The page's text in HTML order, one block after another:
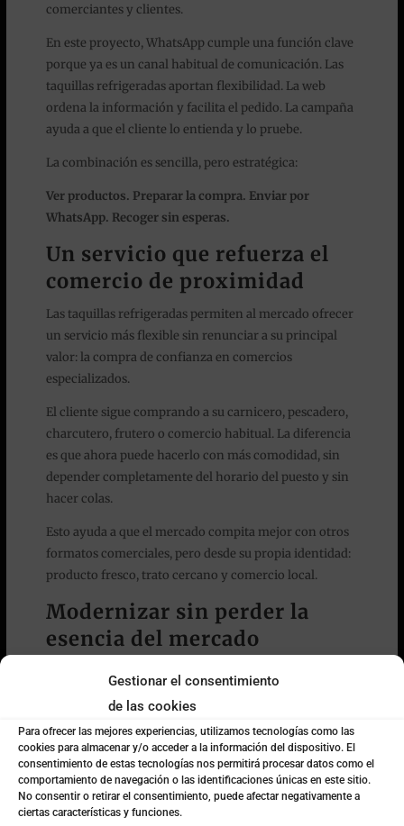
Gestionar el consentimiento
de las cookies
Para ofrecer las mejores experiencias, utilizamos tecnologías como las
cookies para almacenar y/o acceder a la información del dispositivo. El
consentimiento de estas tecnologías nos permitirá procesar datos como el
comportamiento de navegación o las identificaciones únicas en este sitio.
No consentir o retirar el consentimiento, puede afectar negativamente a
ciertas características y funciones.
comerciantes y clientes.
En este proyecto, WhatsApp cumple una función clave
porque ya es un canal habitual de comunicación. Las
taquillas refrigeradas aportan flexibilidad. La web
ordena la información y facilita el pedido. La campaña
ayuda a que el cliente lo entienda y lo pruebe.
La combinación es sencilla, pero estratégica:
Ver productos. Preparar la compra. Enviar por
WhatsApp. Recoger sin esperas.
Un servicio que refuerza el
comercio de proximidad
Las taquillas refrigeradas permiten al mercado ofrecer
un servicio más flexible sin renunciar a su principal
valor: la compra de confianza en comercios
especializados.
El cliente sigue comprando a su carnicero, pescadero,
charcutero, frutero o comercio habitual. La diferencia
es que ahora puede hacerlo con más comodidad, sin
depender completamente del horario del puesto y sin
hacer colas.
Esto ayuda a que el mercado compita mejor con otros
formatos comerciales, pero desde su propia identidad:
producto fresco, trato cercano y comercio local.
Modernizar sin perder la
esencia del mercado
El Mercat Municipal de Sagunt avanza así hacia un
actuales de consumo.
Para Coto Marketing, este proyecto demuestra que el
marketing aplicado al comercio local puede ir mucho
más allá de una campaña puntual. Puede ayudar a
transformar servicios, mejorar la experiencia del